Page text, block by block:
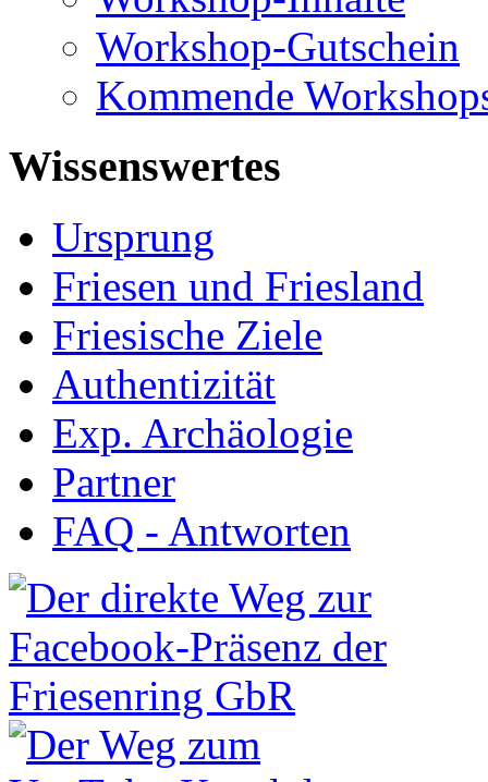
Workshop-Gutschein
Kommende
Wissenswertes
Ursprung
Friesen und Friesland
Friesische Ziele
Authentizität
Exp. Archäologie
Partner
FAQ - Antworten